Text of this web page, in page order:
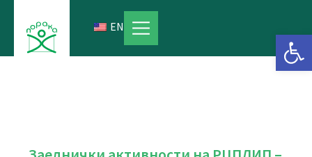
content
EN